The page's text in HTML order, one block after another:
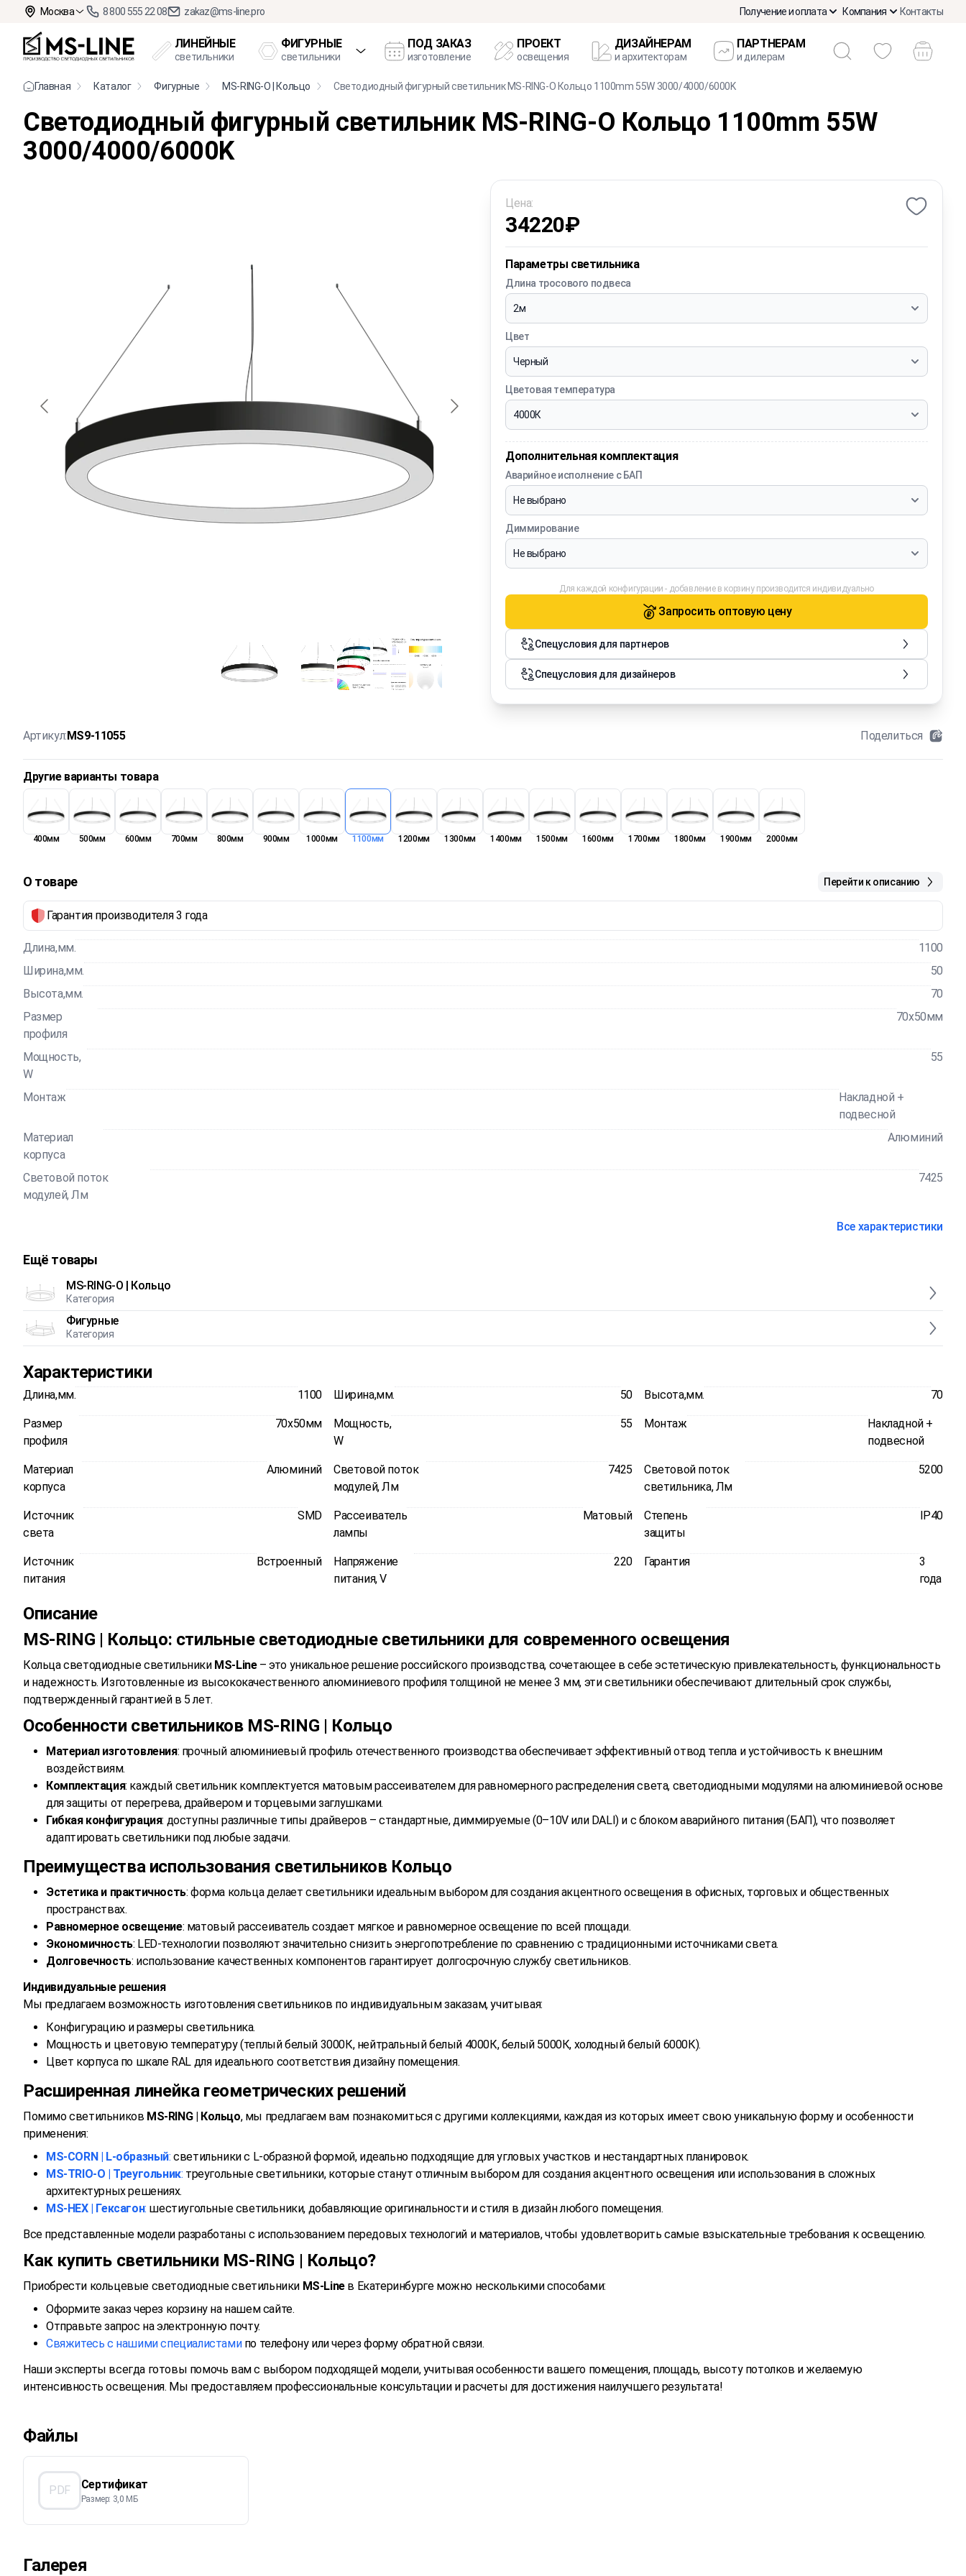
Москва 8 800 555 22 08 zakaz@ms-line.pro Получение и оплата Компания Контакты
ЛИНЕЙНЫЕ
светильники
ФИГУРНЫЕ
светильники
ПОД ЗАКАЗ
изготовление
ПРОЕКТ
освещения
ДИЗАЙНЕРАМ
и архитекторам
ПАРТНЕРАМ
и дилерам
Главная Каталог Фигурные MS-RING-O | Кольцо Светодиодный фигурный светильник MS-RING-O Кольцо 1100mm 55W 3000/4000/6000K
Светодиодный фигурный светильник MS-RING-O Кольцо 1100mm 55W
3000/4000/6000K
Артикул:MS9-11055 Поделиться
Другие варианты товара
400мм 500мм 600мм 700мм 800мм 900мм 1000мм 1100мм 1200мм 1300мм 1400мм 1500мм 1600мм 1700мм 1800мм 1900мм 2000мм
О товаре Перейти к описанию
Гарантия производителя 3 года
Длина,мм.
1100
Ширина,мм.
50
Высота,мм.
70
Размер
профиля
70x50мм
Мощность,
W
55
Монтаж
Накладной +
подвесной
Материал
корпуса
Алюминий
Световой поток
модулей, Лм
7425
Все характеристики
Ещё товары
MS-RING-O | Кольцо
Категория
Фигурные
Категория
Цена:
34220₽
Параметры светильника
Длина тросового подвеса
Цвет
Цветовая температура
Дополнительная комплектация
Аварийное исполнение с БАП
Диммирование
Для каждой конфигурации - добавление в корзину производится индивидуально
Запросить оптовую цену
Спецусловия для партнеров
Спецусловия для дизайнеров
Характеристики
Длина,мм. 1100 Ширина,мм. 50 Высота,мм. 70
Размер
профиля
70x50мм
Мощность,
W
55 Монтаж
Накладной +
подвесной
Материал
корпуса
Алюминий
Световой поток
модулей, Лм
7425
Световой поток
светильника, Лм
5200
Источник
света
SMD
Рассеиватель
лампы
Матовый
Степень
защиты
IP40
Источник
питания
Встроенный
Напряжение
питания, V
220 Гарантия
3
года
Описание
MS-RING | Кольцо: стильные светодиодные светильники для современного освещения
Кольца светодиодные светильники MS-Line – это уникальное решение российского производства, сочетающее в себе эстетическую привлекательность, функциональность
и надежность. Изготовленные из высококачественного алюминиевого профиля толщиной не менее 3 мм, эти светильники обеспечивают длительный срок службы,
подтвержденный гарантией в 5 лет.
Особенности светильников MS-RING | Кольцо
Материал изготовления: прочный алюминиевый профиль отечественного производства обеспечивает эффективный отвод тепла и устойчивость к внешним
воздействиям.
Комплектация: каждый светильник комплектуется матовым рассеивателем для равномерного распределения света, светодиодными модулями на алюминиевой основе
для защиты от перегрева, драйвером и торцевыми заглушками.
Гибкая конфигурация: доступны различные типы драйверов – стандартные, диммируемые (0–10V или DALI) и с блоком аварийного питания (БАП), что позволяет
адаптировать светильники под любые задачи.
Преимущества использования светильников Кольцо
Эстетика и практичность: форма кольца делает светильники идеальным выбором для создания акцентного освещения в офисных, торговых и общественных
пространствах.
Равномерное освещение: матовый рассеиватель создает мягкое и равномерное освещение по всей площади.
Экономичность: LED-технологии позволяют значительно снизить энергопотребление по сравнению с традиционными источниками света.
Долговечность: использование качественных компонентов гарантирует долгосрочную службу светильников.
Индивидуальные решения
Мы предлагаем возможность изготовления светильников по индивидуальным заказам, учитывая:
Конфигурацию и размеры светильника.
Мощность и цветовую температуру (теплый белый 3000К, нейтральный белый 4000К, белый 5000К, холодный белый 6000К).
Цвет корпуса по шкале RAL для идеального соответствия дизайну помещения.
Расширенная линейка геометрических решений
Помимо светильников MS-RING | Кольцо, мы предлагаем вам познакомиться с другими коллекциями, каждая из которых имеет свою уникальную форму и особенности
применения:
MS-CORN | L-образный: светильники с L-образной формой, идеально подходящие для угловых участков и нестандартных планировок.
MS-TRIO-O | Треугольник: треугольные светильники, которые станут отличным выбором для создания акцентного освещения или использования в сложных
архитектурных решениях.
MS-HEX | Гексагон: шестиугольные светильники, добавляющие оригинальности и стиля в дизайн любого помещения.
Все представленные модели разработаны с использованием передовых технологий и материалов, чтобы удовлетворить самые взыскательные требования к освещению.
Как купить светильники MS-RING | Кольцо?
Приобрести кольцевые светодиодные светильники MS-Line в Екатеринбурге можно несколькими способами:
Оформите заказ через корзину на нашем сайте.
Отправьте запрос на электронную почту.
Свяжитесь с нашими специалистамипо телефону или через форму обратной связи.
Наши эксперты всегда готовы помочь вам с выбором подходящей модели, учитывая особенности вашего помещения, площадь, высоту потолков и желаемую
интенсивность освещения. Мы предоставляем профессиональные консультации и расчеты для достижения наилучшего результата!
Файлы
PDF Сертификат
Размер: 3,0 МБ
Галерея